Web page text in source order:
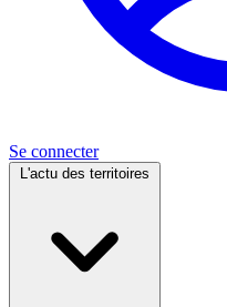
Se connecter
L'actu des territoires